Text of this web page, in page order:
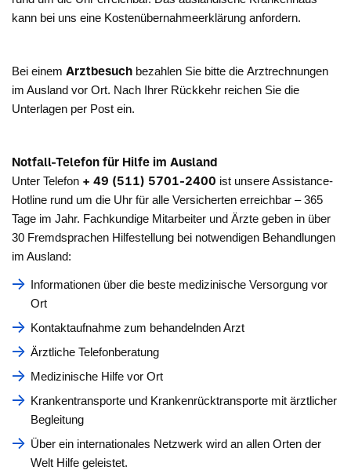
kann bei uns eine Kostenübernahmeerklärung anfordern.
Bei einem Arztbesuch bezahlen Sie bitte die Arztrechnungen
im Ausland vor Ort. Nach Ihrer Rückkehr reichen Sie die
Unterlagen per Post ein.
Notfall-Telefon für Hilfe im Ausland
Unter Telefon + 49 (511) 5701-2400 ist unsere Assistance-
Hotline rund um die Uhr für alle Versicherten erreichbar – 365
Tage im Jahr. Fachkundige Mitarbeiter und Ärzte geben in über
30 Fremdsprachen Hilfestellung bei notwendigen Behandlungen
im Ausland:
Informationen über die beste medizinische Versorgung vor
Ort
Kontaktaufnahme zum behandelnden Arzt
Ärztliche Telefonberatung
Medizinische Hilfe vor Ort
Krankentransporte und Krankenrücktransporte mit ärztlicher
Begleitung
Über ein internationales Netzwerk wird an allen Orten der
Welt Hilfe geleistet.